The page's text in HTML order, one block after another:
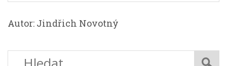
Autor: Jindřich Novotný